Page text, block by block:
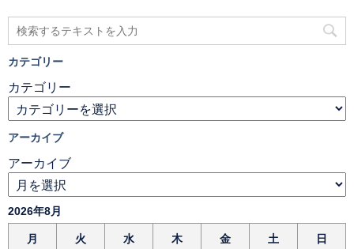
カテゴリー
カテゴリー
アーカイブ
アーカイブ
2026年8月
月 火 水 木 金 土 日